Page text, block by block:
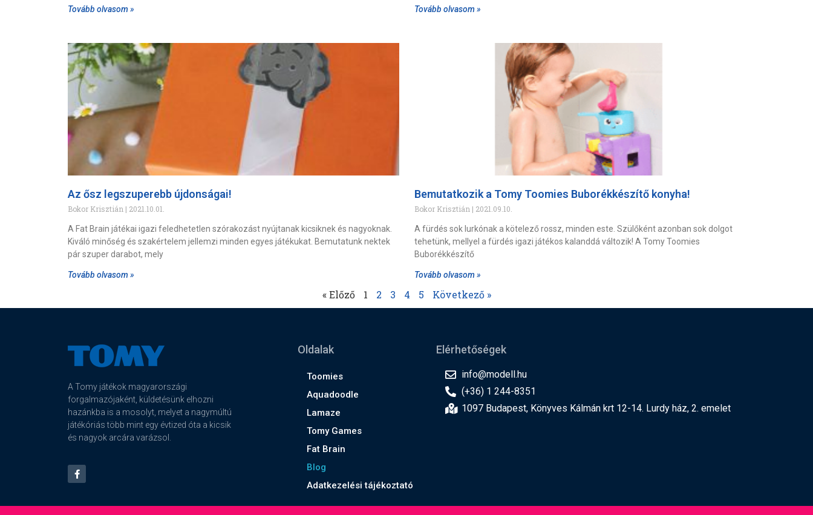
Tovább olvasom » Tovább olvasom »
Az ősz legszuperebb újdonságai!
Bokor Krisztián 2021.10.01.
A Fat Brain játékai igazi feledhetetlen szórakozást nyújtanak kicsiknek és nagyoknak.
Kiváló minőség és szakértelem jellemzi minden egyes játékukat. Bemutatunk nektek
pár szuper darabot, mely
Tovább olvasom »
Bemutatkozik a Tomy Toomies Buborékkészítő konyha!
Bokor Krisztián 2021.09.10.
A fürdés sok lurkónak a kötelező rossz, minden este. Szülőként azonban sok dolgot
tehetünk, mellyel a fürdés igazi játékos kalanddá változik! A Tomy Toomies
Buborékkészítő
Tovább olvasom »
« Előző 1 2 3 4 5 Következő »
A Tomy játékok magyarországi
forgalmazójaként, küldetésünk elhozni
hazánkba is a mosolyt, melyet a nagymúltú
játékóriás több mint egy évtized óta a kicsik
és nagyok arcára varázsol.
Oldalak
Toomies
Aquadoodle
Lamaze
Tomy Games
Fat Brain
Blog
Adatkezelési tájékoztató
Elérhetőségek
info@modell.hu
(+36) 1 244-8351
1097 Budapest, Könyves Kálmán krt 12-14. Lurdy ház, 2. emelet